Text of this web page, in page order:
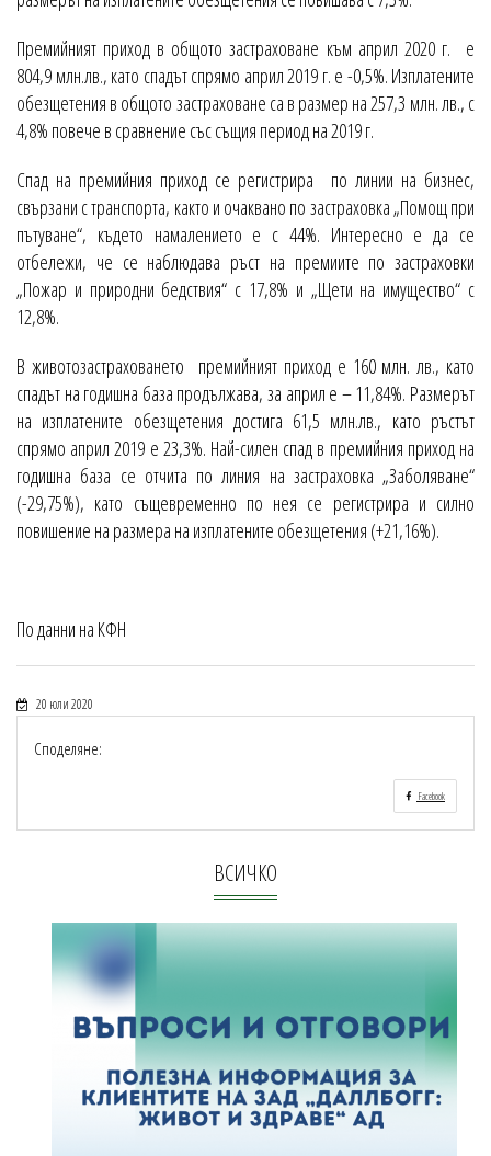
Премийният приход в общото застраховане към април 2020 г. е
804,9 млн.лв., като спадът спрямо април 2019 г. е -0,5%. Изплатените
обезщетения в общото застраховане са в размер на 257,3 млн. лв., с
4,8% повече в сравнение със същия период на 2019 г.
Спад на премийния приход се регистрира по линии на бизнес,
свързани с транспорта, както и очаквано по застраховка „Помощ при
пътуване“, където намалението е с 44%. Интересно е да се
отбележи, че се наблюдава ръст на премиите по застраховки
„Пожар и природни бедствия“ с 17,8% и „Щети на имущество“ с
12,8%.
В животозастраховането премийният приход е 160 млн. лв., като
спадът на годишна база продължава, за април е – 11,84%. Размерът
на изплатените обезщетения достига 61,5 млн.лв., като ръстът
спрямо април 2019 е 23,3%. Най-силен спад в премийния приход на
годишна база се отчита по линия на застраховка „Заболяване“
(-29,75%), като същевременно по нея се регистрира и силно
повишение на размера на изплатените обезщетения (+21,16%).
По данни на КФН
20 юли 2020
Споделяне:
Facebook
ВСИЧКО